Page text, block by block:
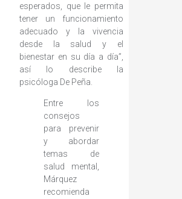
esperados, que le permita
tener un funcionamiento
adecuado y la vivencia
desde la salud y el
bienestar en su día a día”,
así lo describe la
psicóloga De Peña.
Entre los
consejos
para prevenir
y abordar
temas de
salud mental,
Márquez
recomienda